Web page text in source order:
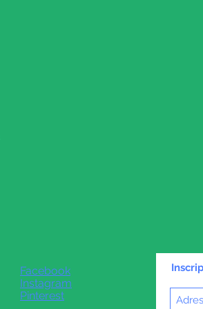
Facebook
Instagram
Pinterest